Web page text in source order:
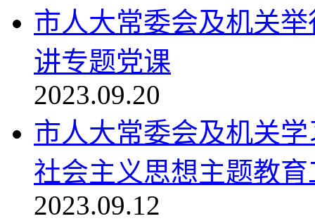
市人大常委会及机关
讲专题党课
2023.09.20
市人大常委会及机关
社会主义思想主题教育
2023.09.12